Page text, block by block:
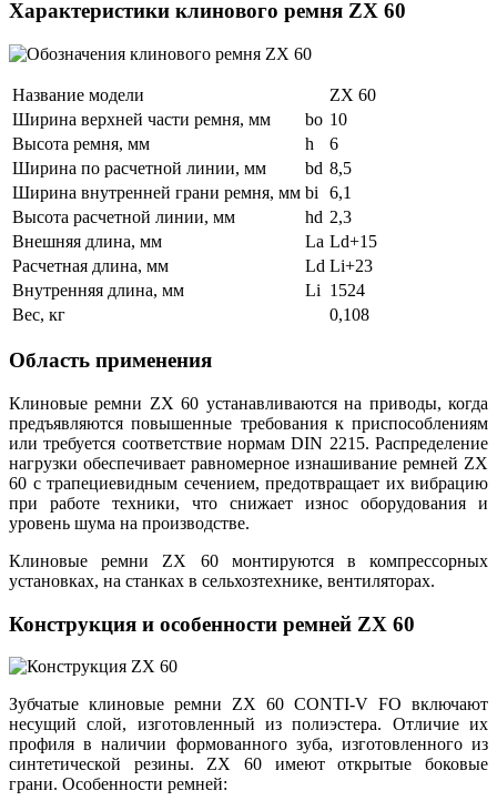
Характеристики клинового ремня ZX 60
Название модели
ZX 60
Ширина верхней части ремня, мм
bo 10
Высота ремня, мм
h
6
Ширина по расчетной линии, мм
bd 8,5
Ширина внутренней грани ремня, мм bi
6,1
Высота расчетной линии, мм
hd 2,3
Внешняя длина, мм
La Ld+15
Расчетная длина, мм
Ld Li+23
Внутренняя длина, мм
Li 1524
Вес, кг
0,108
Область применения
Клиновые ремни ZX 60 устанавливаются на приводы, когда
предъявляются повышенные требования к приспособлениям
или требуется соответствие нормам DIN 2215. Распределение
нагрузки обеспечивает равномерное изнашивание ремней ZX
60 с трапециевидным сечением, предотвращает их вибрацию
при работе техники, что снижает износ оборудования и
уровень шума на производстве.
Клиновые ремни ZX 60 монтируются в компрессорных
установках, на станках в сельхозтехнике, вентиляторах.
Конструкция и особенности ремней ZX 60
Зубчатые клиновые ремни ZX 60 CONTI-V FO включают
несущий слой, изготовленный из полиэстера. Отличие их
профиля в наличии формованного зуба, изготовленного из
синтетической резины. ZX 60 имеют открытые боковые
грани. Особенности ремней: